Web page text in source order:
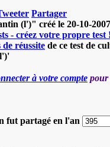
Partager
(l')" créé le 20-10-
- créez votre propre test !
réussite de ce test de
à votre compte pour
fut partagé en l'an